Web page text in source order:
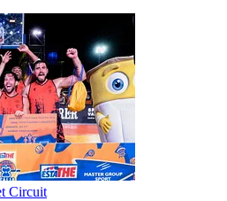
Circuit